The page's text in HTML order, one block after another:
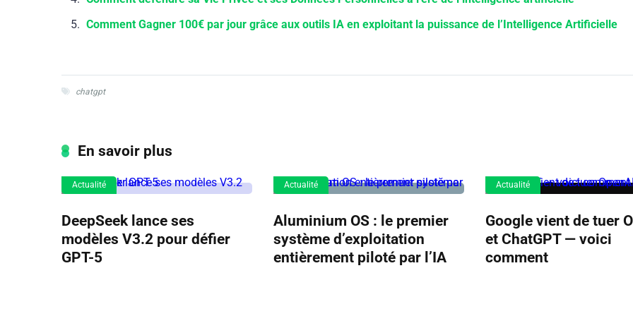
Comment Gagner 100€ par jour grâce aux outils IA en exploitant la puissance de l’Intelligence Artificielle
chatgpt
En savoir plus
Actualité
DeepSeek lance ses
modèles V3.2 pour défier
GPT-5
Actualité
Aluminium OS : le premier
système d’exploitation
entièrement piloté par l’IA
Actualité
Google vient de tuer
et ChatGPT — voici
comment